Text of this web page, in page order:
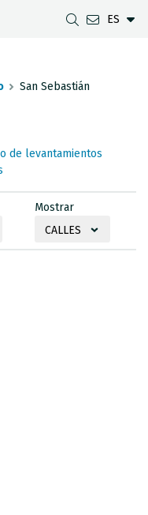
ES
San Sebastián
de levantamientos
Mostrar
CALLES